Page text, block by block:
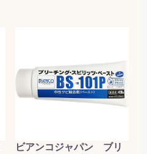
ビアンコジャパン ブリ